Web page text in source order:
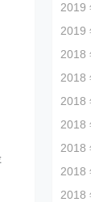
2019
2019
2018
2018
2018
2018
2018
2018
2018